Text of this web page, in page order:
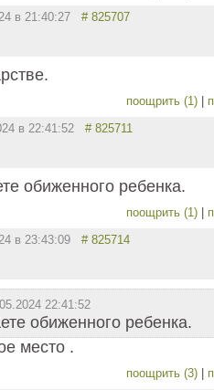
в 21:40:27 # 825707
поощрить (1) |
в 22:41:52 # 825711
обиженного ребенка.
поощрить (1) |
в 23:43:09 # 825714
22:41:52
обиженного ребенка.
место .
поощрить (3) |